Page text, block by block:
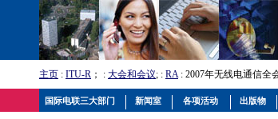
主页 : ITU-R ； : 大会和会议; : RA: 2007年无线电通信全
国际电联三大部门 新闻室 各项活动 出版物